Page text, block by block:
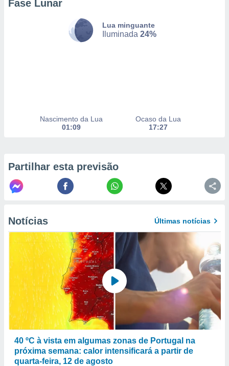
possam
seus
com
tal,
ou opor-
qualquer
em “
na
Fase Lunar
Lua minguante
Iluminada 24%
Nascimento da Lua
01:09
Ocaso da Lua
17:27
Partilhar esta previsão
Notícias Últimas notícias
40 ºC à vista em algumas zonas de Portugal na
próxima semana: calor intensificará a partir de
quarta-feira, 12 de agosto